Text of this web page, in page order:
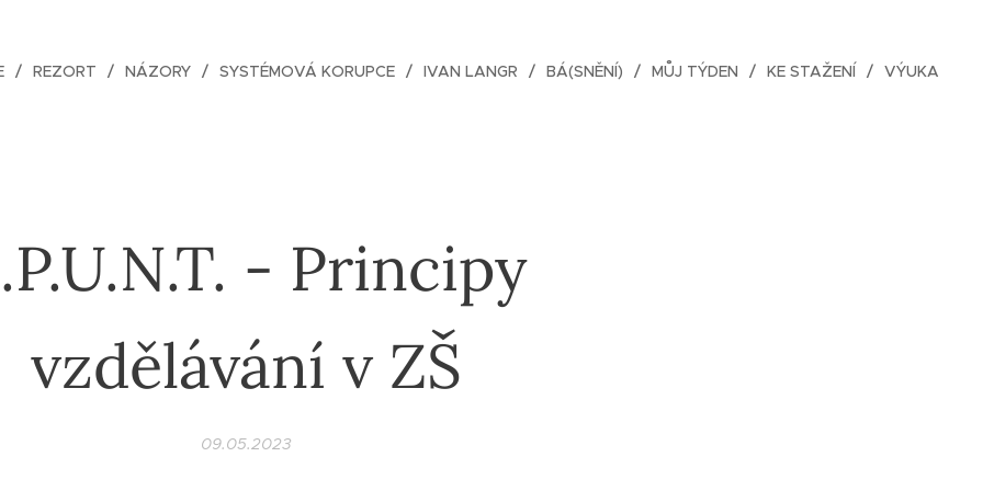
REZORT NÁZORY SYSTÉMOVÁ KORUPCE IVAN LANGR BÁ(SNĚNÍ) MŮJ TÝDEN KE STAŽENÍ VÝUKA
- Principy
vzdělávání v ZŠ
09.05.2023